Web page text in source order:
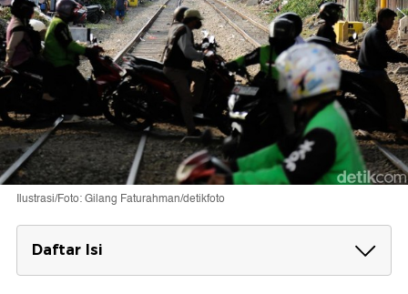
Ilustrasi/Foto: Gilang Faturahman/detikfoto
Daftar Isi
Daftar Penataan Perlintasan KA: